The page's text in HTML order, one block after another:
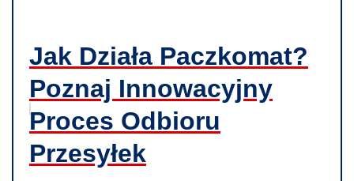
Jak Działa Paczkomat?
Poznaj Innowacyjny
Proces Odbioru
Przesyłek